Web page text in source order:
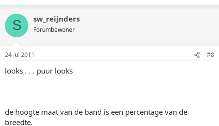
S sw_reijnders
Forumbewoner
24 jul 2011 #8
looks . . . puur looks
de hoogte maat van de band is een percentage van de
breedte.